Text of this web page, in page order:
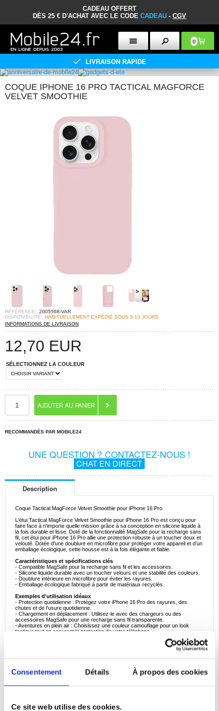
Consentement Détails À propos des cookies
Ce site web utilise des cookies.
CADEAU OFFERT
DÈS 25 € D'ACHAT AVEC LE CODE CADEAU - CGV
0
LIVRAISON RAPIDE
COQUE IPHONE 16 PRO TACTICAL MAGFORCE
VELVET SMOOTHIE
RÉFÉRENCE: 2005568-VAR
DISPONIBILITÉ: HABITUELLEMENT EXPÉDIÉ SOUS 5-10 JOURS
INFORMATIONS DE LIVRAISON
12,70 EUR
SÉLECTIONNEZ LA COULEUR
RECOMMANDÉS PAR MOBILE24
UNE QUESTION ? CONTACTEZ-NOUS !
CHAT EN DIRECT
Description
Coque Tactical MagForce Velvet Smoothie pour iPhone 16 Pro
L'étui Tactical MagForce Velvet Smoothie pour iPhone 16 Pro est conçu pour
faire face à n'importe quelle mission grâce à sa conception en silicone liquide à
la fois durable et lisse. Doté de la fonctionnalité MagSafe pour la recharge sans
fil, cet étui pour iPhone 16 Pro allie une protection robuste à un toucher doux et
velouté. Dotée d'une doublure en microfibre pour protéger votre appareil et d'un
emballage écologique, cette housse est à la fois élégante et fiable.
Caractéristiques et spécifications clés
- Compatible MagSafe pour la recharge sans fil et les accessoires.
- Silicone liquide durable avec un toucher velours et une stabilité des couleurs.
- Doublure intérieure en microfibre pour éviter les rayures.
- Emballage écologique fabriqué à partir de matériaux recyclés.
Exemples d'utilisation idéaux
- Protection quotidienne : Protégez votre iPhone 16 Pro des rayures, des
chutes et de l'usure quotidienne.
- Chargement en déplacement : Utilisez-le avec des chargeurs ou des
accessoires MagSafe pour une recharge sans fil transparente.
- Aventures en plein air : Choisissez une couleur camouflage pour un look
tactique tout en assurant la protection de votre téléphone.
L'étui Tactical MagForce Velvet Smoothie pour iPhone 16 Pro est parfait pour
emballage écologique, c'est un choix fiable pour les environnements urbains et
extérieurs.
Faits intéressants à propos du type de produit